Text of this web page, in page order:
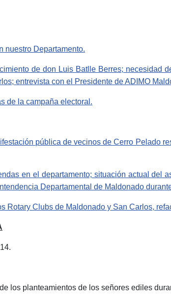
nuestro Departamento.
de don Luis Batlle Berres; necesidad
entrevista con el Presidente de ADIMO
de la campaña electoral.
pública de vecinos de Cerro Pelado
en el departamento; situación actual del
Departamental de Maldonado
Rotary Clubs de Maldonado y San Carlos,
los planteamientos de los señores ediles